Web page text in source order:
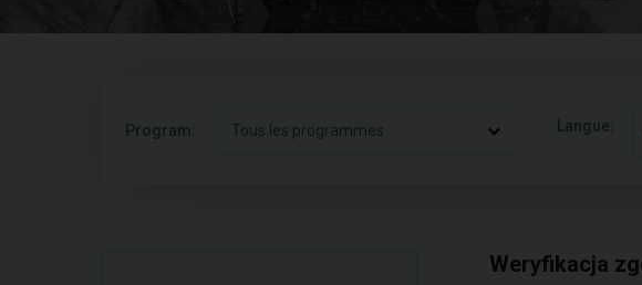
Program: Tous les programmes Langue:
Weryfikacja